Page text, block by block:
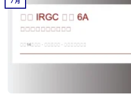
7 月